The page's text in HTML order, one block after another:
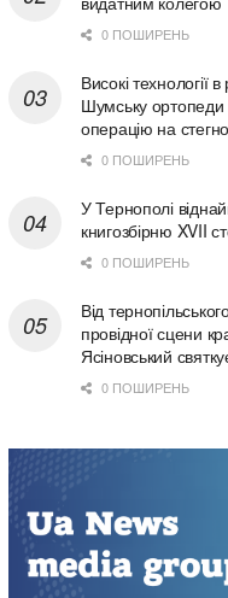
0 ПОШИРЕНЬ
Високі технології
Шумську ортопеди
операцію на
0 ПОШИРЕНЬ
У Тернополі
книгозбірню XVII
0 ПОШИРЕНЬ
Від
провідної сцени
Ясіновський
0 ПОШИРЕНЬ